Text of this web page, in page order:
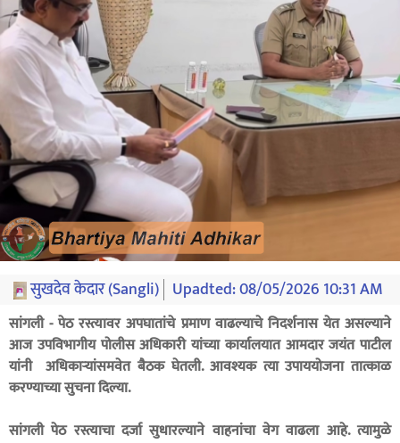
सुखदेव केदार (Sangli) Upadted:08/05/2026 10:31 AM
सांगली - पेठ रस्त्यावर अपघातांचे प्रमाण वाढल्याचे निदर्शनास येत असल्याने
आज उपविभागीय पोलीस अधिकारी यांच्या कार्यालयात आमदार जयंत पाटील
यांनी अधिकाऱ्यांसमवेत बैठक घेतली. आवश्यक त्या उपाययोजना तात्काळ
करण्याच्या सुचना दिल्या.
सांगली पेठ रस्त्याचा दर्जा सुधारल्याने वाहनांचा वेग वाढला आहे. त्यामुळे